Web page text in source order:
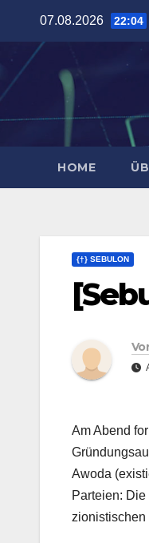
springen
07.08.2026 22:04
HOME
{†} SEBULON
Am Abend
Awoda
Parteien:
zionistischen